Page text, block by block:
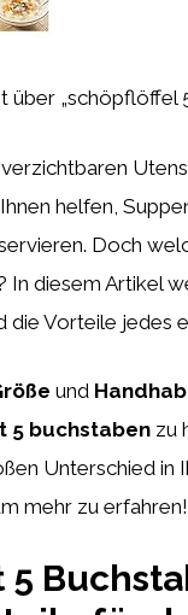
„schöpflöffel
helfen,
Doch
In diesem Artikel
Vorteile jedes
und
5 buchstaben zu
Unterschied in
mehr zu erfahren!